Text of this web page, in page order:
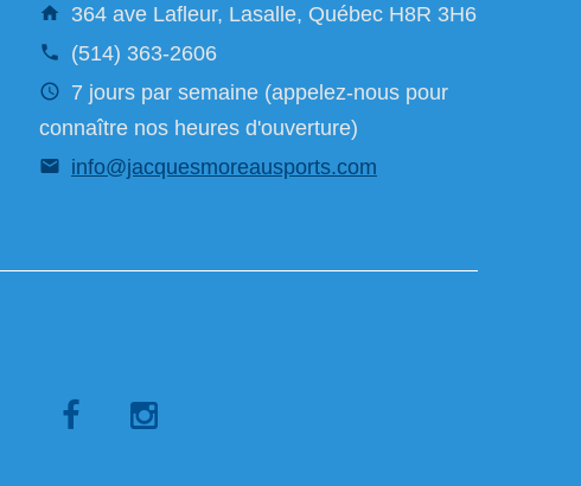
364 ave Lafleur, Lasalle, Québec H8R 3H6
(514) 363-2606
7 jours par semaine (appelez-nous pour
connaître nos heures d'ouverture)
info@jacquesmoreausports.com